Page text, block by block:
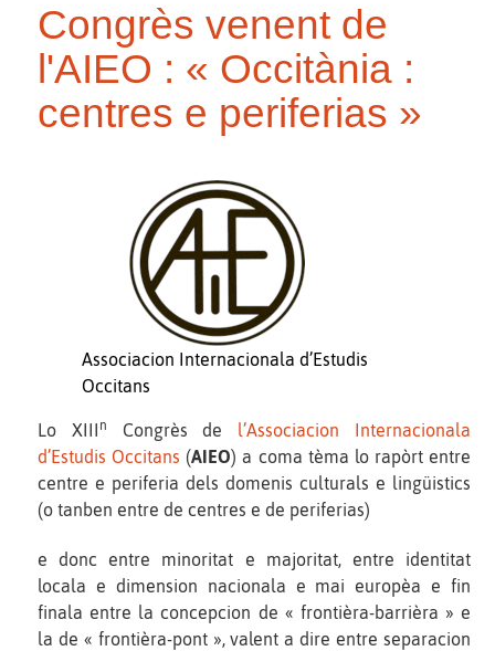
Congrès venent de
l'AIEO : « Occitània :
centres e periferias »
Associacion Internacionala d’Estudis
Occitans
Lo XIII n Congrès de l’Associacion Internacionala
d’Estudis Occitans (AIEO) a coma tèma lo rapòrt entre
centre e periferia dels domenis culturals e lingüistics
(o tanben entre de centres e de periferias)
e donc entre minoritat e majoritat, entre identitat
locala e dimension nacionala e mai europèa e fin
finala entre la concepcion de « frontièra-barrièra » e
la de « frontièra-pont », valent a dire entre separacion